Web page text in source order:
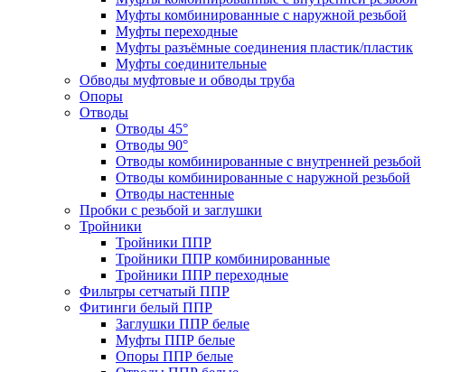
Муфты комбинированные с наружной резьбой
Муфты переходные
Муфты разъёмные соединения пластик/пластик
Муфты соединительные
Обводы муфтовые и обводы труба
Опоры
Отводы
Отводы 45°
Отводы 90°
Отводы комбинированные с внутренней резьбой
Отводы комбинированные с наружной резьбой
Отводы настенные
Пробки с резьбой и заглушки
Тройники
Тройники ППР
Тройники ППР комбинированные
Тройники ППР переходные
Фильтры сетчатый ППР
Фитинги белый ППР
Заглушки ППР белые
Муфты ППР белые
Опоры ППР белые